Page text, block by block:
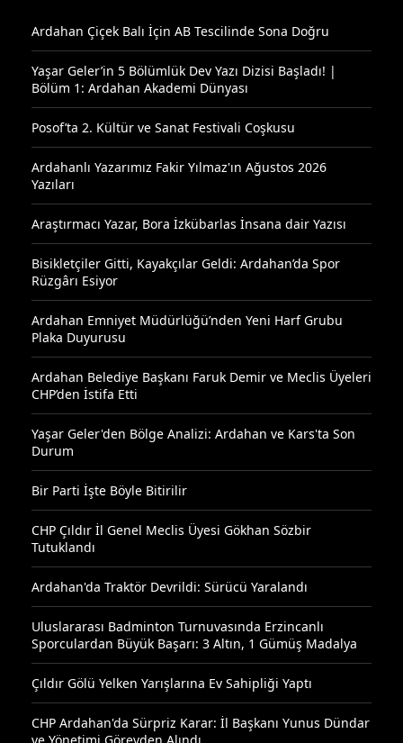
Ardahan Çiçek Balı İçin AB Tescilinde Sona Doğru
Yaşar Geler’in 5 Bölümlük Dev Yazı Dizisi Başladı! |
Bölüm 1: Ardahan Akademi Dünyası
Posof’ta 2. Kültür ve Sanat Festivali Coşkusu
Ardahanlı Yazarımız Fakir Yılmaz'ın Ağustos 2026
Yazıları
Araştırmacı Yazar, Bora İzkübarlas İnsana dair Yazısı
Bisikletçiler Gitti, Kayakçılar Geldi: Ardahan’da Spor
Rüzgârı Esiyor
Ardahan Emniyet Müdürlüğü’nden Yeni Harf Grubu
Plaka Duyurusu
Ardahan Belediye Başkanı Faruk Demir ve Meclis Üyeleri
CHP’den İstifa Etti
Yaşar Geler'den Bölge Analizi: Ardahan ve Kars'ta Son
Durum
Bir Parti İşte Böyle Bitirilir
CHP Çıldır İl Genel Meclis Üyesi Gökhan Sözbir
Tutuklandı
Ardahan'da Traktör Devrildi: Sürücü Yaralandı
Uluslararası Badminton Turnuvasında Erzincanlı
Sporculardan Büyük Başarı: 3 Altın, 1 Gümüş Madalya
Çıldır Gölü Yelken Yarışlarına Ev Sahipliği Yaptı
CHP Ardahan'da Sürpriz Karar: İl Başkanı Yunus Dündar